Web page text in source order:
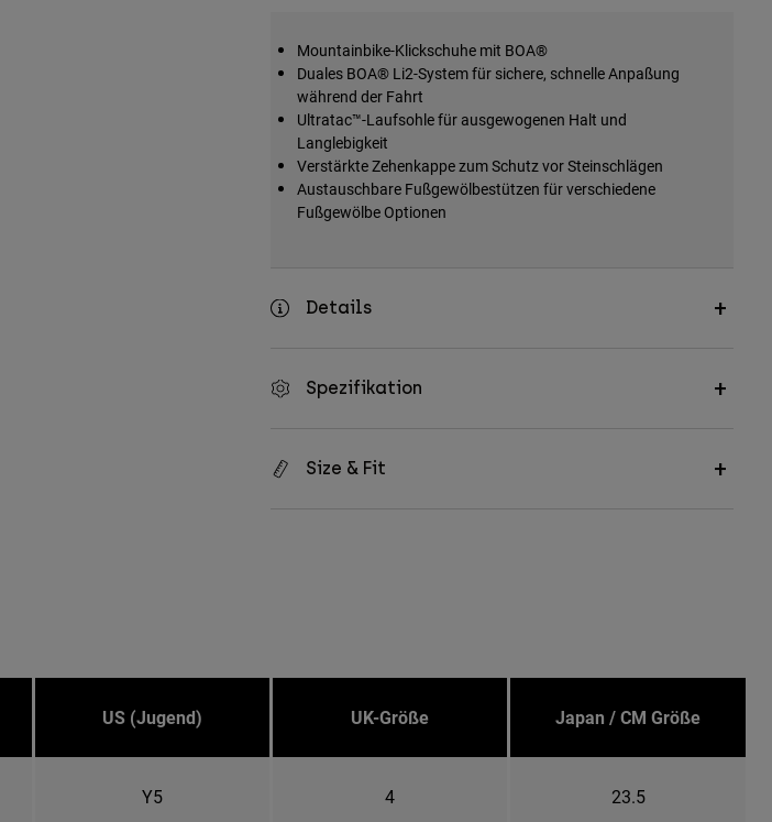
Mountainbike-Klickschuhe mit BOA®
Duales BOA® Li2-System für sichere, schnelle Anpaßung
während der Fahrt
Ultratac™-Laufsohle für ausgewogenen Halt und
Langlebigkeit
Verstärkte Zehenkappe zum Schutz vor Steinschlägen
Austauschbare Fußgewölbestützen für verschiedene
Fußgewölbe Optionen
Details
Spezifikation
Size & Fit
US (Jugend) UK-Größe Japan / CM Größe
Y5 4 23.5